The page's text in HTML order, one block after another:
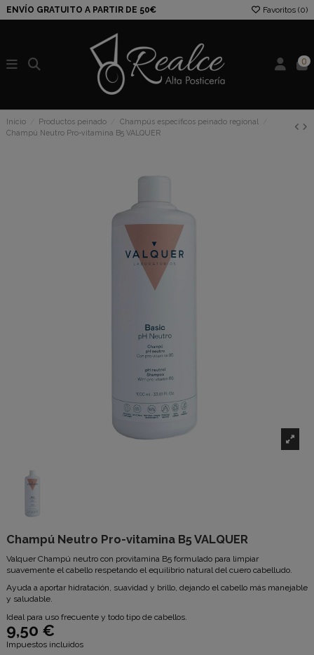
ENVÍO GRATUITO A PARTIR DE 50€ Favoritos (0)
0
Inicio Productos peinado
Champús específicos peinado regional
Champú Neutro Pro-vitamina B5 VALQUER
Champú Neutro Pro-vitamina B5 VALQUER
Valquer Champú neutro con provitamina B5 formulado para limpiar
suavemente el cabello respetando el equilibrio natural del cuero cabelludo.
Ayuda a aportar hidratación, suavidad y brillo, dejando el cabello más manejable
y saludable.
Ideal para uso frecuente y todo tipo de cabellos.
9,50 €
Impuestos incluidos